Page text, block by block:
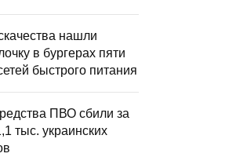
нашли
в бургерах пяти
быстрого питания
ПВО сбили за
тыс. украинских